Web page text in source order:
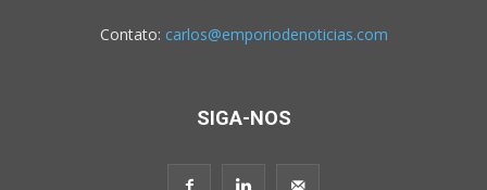
Contato: carlos@emporiodenoticias.com
SIGA-NOS